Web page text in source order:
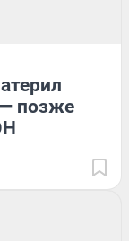
позже